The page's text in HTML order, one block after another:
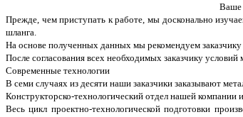
Ваше
Прежде, чем приступать к работе, мы досконально
шланга.
На основе полученных данных мы рекомендуем заказчику
После согласования всех необходимых заказчику
Современные технологии
В семи случаях из десяти наши заказчики заказывают
Конструкторско-технологический отдел нашей
Весь цикл проектно-технологической подготовки